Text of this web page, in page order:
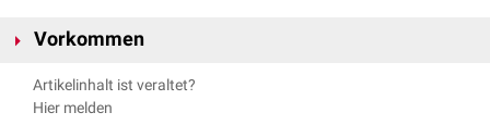
Vorkommen
Hyposegmentierte Granulozyten kommen z.B. als Zeichen einer
Linksverschiebung
Artikelinhalt ist veraltet?
Hier melden